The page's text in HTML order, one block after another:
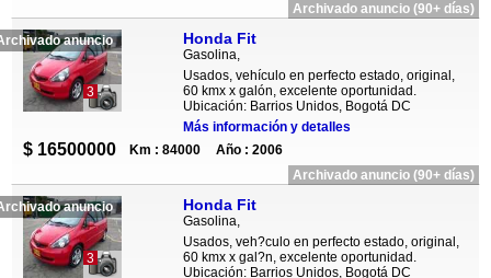
Archivado anuncio (90+ días)
anuncio
3
Honda Fit
Gasolina,
Usados, vehículo en perfecto estado, original,
60 kmx x galón, excelente oportunidad.
Ubicación: Barrios Unidos, Bogotá DC
Más información y detalles
$ 16500000 Km : 84000
Año : 2006
Archivado anuncio (90+ días)
anuncio
3
Honda Fit
Gasolina,
Usados, veh?culo en perfecto estado, original,
60 kmx x gal?n, excelente oportunidad.
Ubicación: Barrios Unidos, Bogotá DC